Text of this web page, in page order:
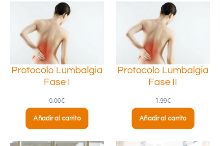
Protocolo Lumbalgia
Fase I
0,00€
Añadir al carrito
Protocolo Lumbalgia
Fase II
1,99€
Añadir al carrito